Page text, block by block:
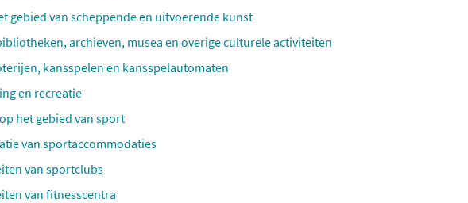
gebied van scheppende en uitvoerende kunst
archieven, musea en overige culturele activiteiten
kansspelen en kansspelautomaten
en recreatie
het gebied van sport
van sportaccommodaties
van sportclubs
van fitnesscentra